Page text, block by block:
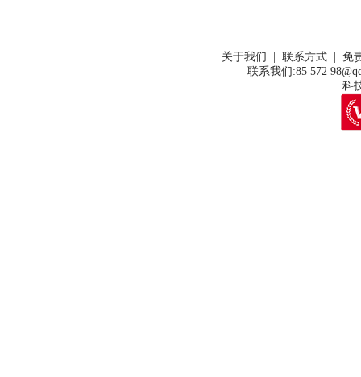
关于我们 | 联系方式 | 免
联系我们:85 572
科